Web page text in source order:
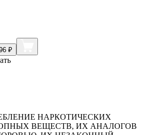
₽
НАРКОТИЧЕСКИХ
ВЕЩЕСТВ, ИХ АНАЛОГОВ